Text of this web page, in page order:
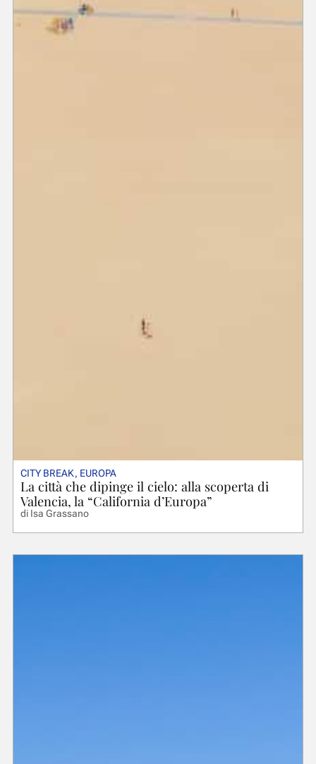
CITY BREAK, EUROPA
La città che dipinge il cielo: alla scoperta di
Valencia, la “California d’Europa”
diIsa Grassano